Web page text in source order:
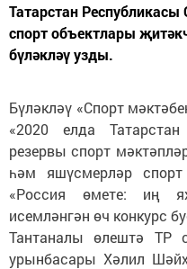
Татарстан
спорт объектлары
бүләкләү узды.
Бүләкләү «Спорт
«2020 елда
резервы спорт
һәм яшүсмерләр
«Россия өмете: иң
исемләнгән өч конкурс
Тантаналы өлештә ТР
урынбасары Хәлил